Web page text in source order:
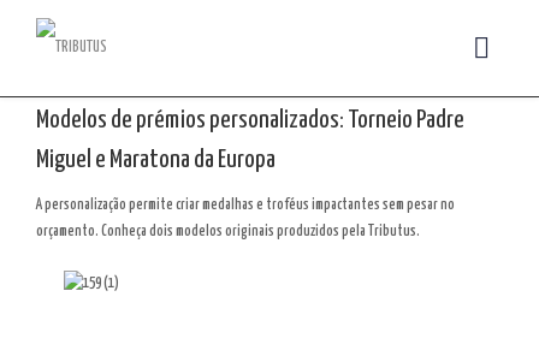
Modelos de prémios personalizados: Torneio Padre
Miguel e Maratona da Europa
A personalização permite criar medalhas e troféus impactantes sem pesar no
orçamento. Conheça dois modelos originais produzidos pela Tributus.